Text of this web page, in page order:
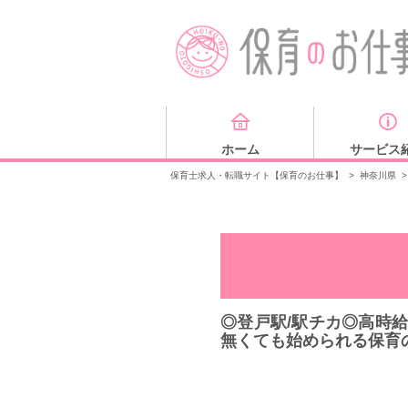
ホーム サービス
保育士求人・転職サイト【保育のお仕事】 > 神奈川県 >
◎登戸駅/駅チカ◎高時
無くても始められる保育